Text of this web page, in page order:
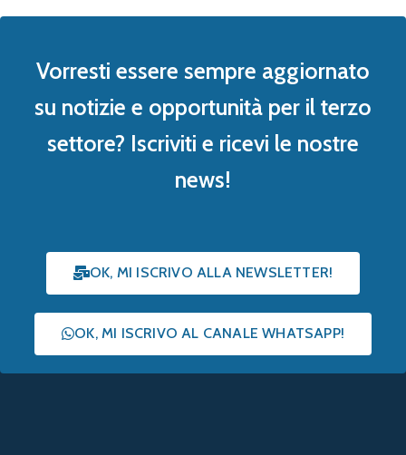
Vorresti essere sempre aggiornato
su notizie e opportunità per il terzo
settore? Iscriviti e ricevi le nostre
news!
OK, MI ISCRIVO ALLA NEWSLETTER!
OK, MI ISCRIVO AL CANALE WHATSAPP!